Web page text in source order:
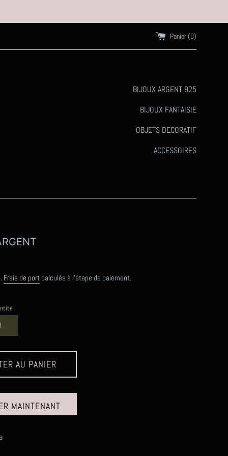
Panier (0)
BIJOUX ARGENT 925
BIJOUX FANTAISIE
OBJETS DECORATIF
ACCESSOIRES
Frais de port calculés à l'étape de paiement.
AU PANIER
MAINTENANT